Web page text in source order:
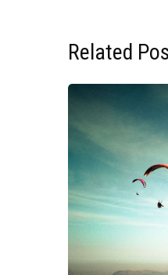
Related